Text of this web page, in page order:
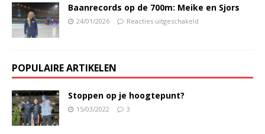
Baanrecords op de 700m: Meike en Sjors
24/01/2026 Reacties uitgeschakeld
POPULAIRE ARTIKELEN
Stoppen op je hoogtepunt?
15/03/2022 3